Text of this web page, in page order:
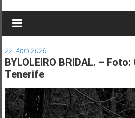
Wochenblatt
die
der
Kanarischen
Inseln
22. April 2026
BYLOLEIRO BRIDAL. –
Tenerife